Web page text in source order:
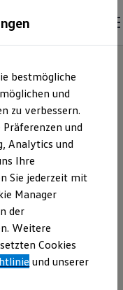
finden
& konfigurieren
KG |
&
bestmögliche
und
zu verbessern.
und
Analytics und
Ihre
Sie jederzeit mit
Manager
der
Weitere
Cookies
und unserer